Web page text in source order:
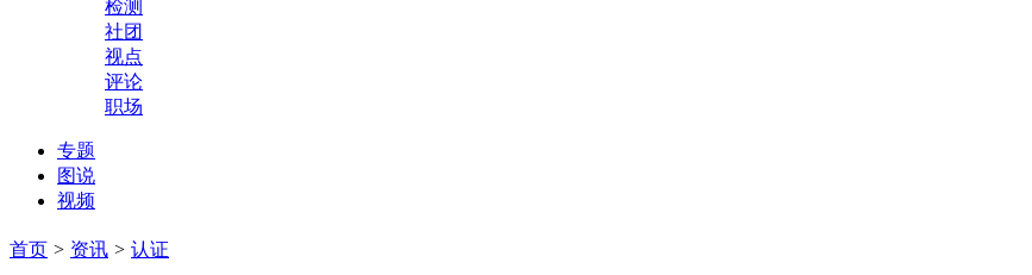
检测
社团
视点
评论
职场
专题
图说
视频
首页 > 资讯 > 认证